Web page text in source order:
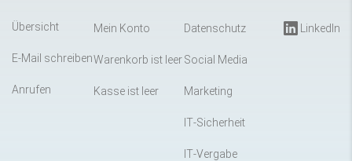
Übersicht
E-Mail schreiben
Anrufen
Mein Konto
Warenkorb ist leer
Kasse ist leer
Datenschutz
Social Media
Marketing
IT-Sicherheit
IT-Vergabe
LinkedIn